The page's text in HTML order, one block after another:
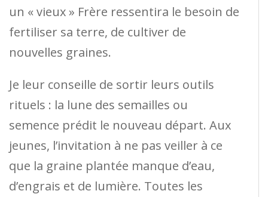
un « vieux » Frère ressentira le besoin de
fertiliser sa terre, de cultiver de
nouvelles graines.
Je leur conseille de sortir leurs outils
rituels : la lune des semailles ou
semence prédit le nouveau départ. Aux
jeunes, l’invitation à ne pas veiller à ce
que la graine plantée manque d’eau,
d’engrais et de lumière. Toutes les